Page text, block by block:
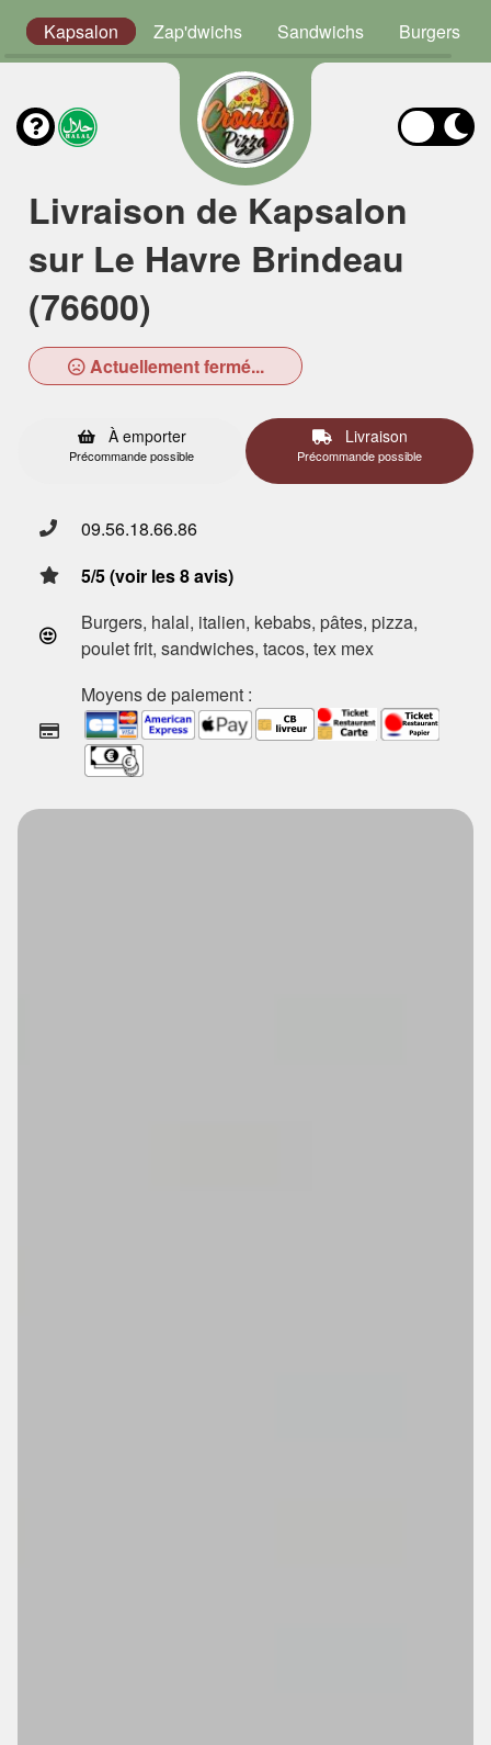
Kapsalon Zap'dwichs Sandwichs Burgers
Livraison de Kapsalon
sur Le Havre Brindeau
(76600)
Actuellement fermé...
À emporter
Précommande possible
Livraison
Précommande possible
09.56.18.66.86
5/5 (voir les 8 avis)
Burgers, halal, italien, kebabs, pâtes, pizza,
poulet frit, sandwiches, tacos, tex mex
Moyens de paiement :